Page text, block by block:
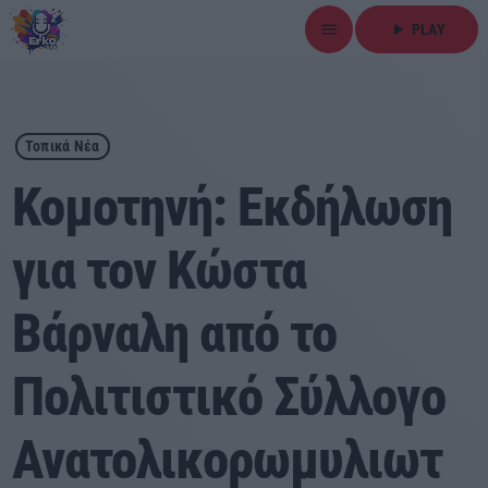
menu play_arrow PLAY
close
play_arrow ΕΡΚΟ
Αρχική
Εκπομπές
Ειδήσεις
Αθλητικά
Τοπικά Νέα
Κομοτηνή: Εκδήλωση
για τον Κώστα
Βάρναλη από το
Πολιτιστικό Σύλλογο
Ανατολικορωμυλιωτ